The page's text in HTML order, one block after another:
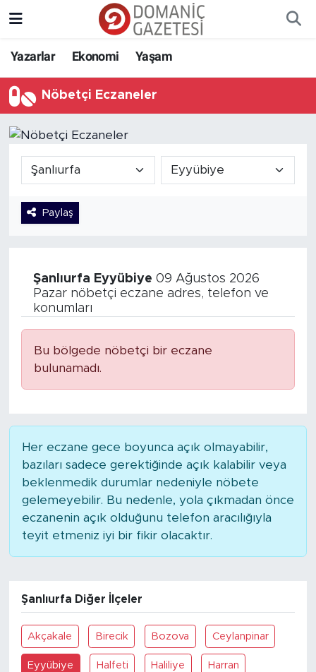
Yazarlar Ekonomi Yaşam
Nöbetçi Eczaneler
Paylaş
Şanlıurfa Eyyübiye 09 Ağustos 2026
Pazar nöbetçi eczane adres, telefon ve
konumları
Bu bölgede nöbetçi bir eczane
bulunamadı.
Her eczane gece boyunca açık olmayabilir,
bazıları sadece gerektiğinde açık kalabilir veya
beklenmedik durumlar nedeniyle nöbete
gelemeyebilir. Bu nedenle, yola çıkmadan önce
eczanenin açık olduğunu telefon aracılığıyla
teyit etmeniz iyi bir fikir olacaktır.
Şanlıurfa Diğer İlçeler
Akçakale Birecik Bozova Ceylanpinar
Eyyübiye Halfeti Haliliye Harran